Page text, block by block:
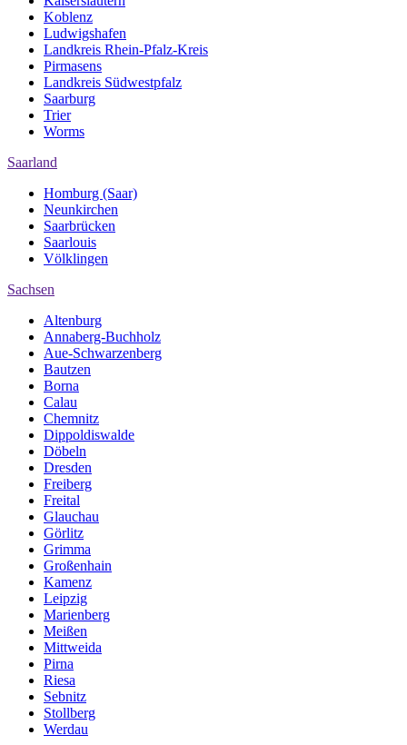
Koblenz
Ludwigshafen
Landkreis Rhein-Pfalz-Kreis
Pirmasens
Landkreis Südwestpfalz
Saarburg
Trier
Worms
Saarland
Homburg (Saar)
Neunkirchen
Saarbrücken
Saarlouis
Völklingen
Sachsen
Altenburg
Annaberg-Buchholz
Aue-Schwarzenberg
Bautzen
Borna
Calau
Chemnitz
Dippoldiswalde
Döbeln
Dresden
Freiberg
Freital
Glauchau
Görlitz
Grimma
Großenhain
Kamenz
Leipzig
Marienberg
Meißen
Mittweida
Pirna
Riesa
Sebnitz
Stollberg
Werdau